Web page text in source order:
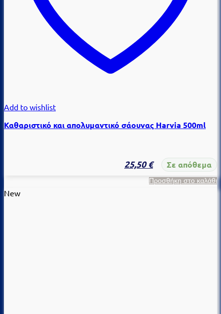
Add to wishlist
Καθαριστικό και απολυμαντικό σάουνας Harvia 500ml
25,50€ Σε απόθεμα
Προσθήκη στο καλάθι
New